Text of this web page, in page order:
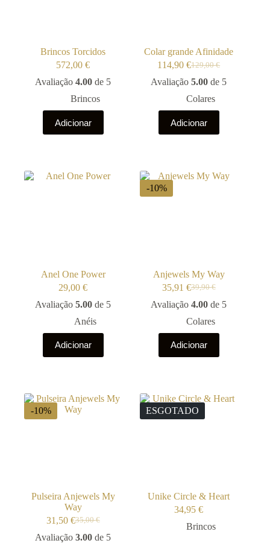
Brincos Torcidos
572,00€
Avaliação4.00 de 5
Brincos
Adicionar
Colar grande Afinidade
129,00€
O
preço
era:
129,00 €.
114,90€O
preço
é:
114,90 €.
Avaliação5.00 de 5
Colares
Adicionar
Anel One Power
29,00€
Avaliação5.00 de 5
Anéis
Adicionar
-10%
Anjewels My Way
39,90€
O
preço
era:
39,90 €.
35,91 €O
preço
é:
35,91 €.
Avaliação4.00 de 5
Colares
Adicionar
-10%
Pulseira Anjewels My
Way
35,00€
O
preço
31,50 €O
preço
Avaliação3.00 de 5
ESGOTADO
Unike Circle & Heart
34,95€
Brincos